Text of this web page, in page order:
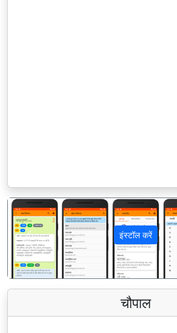
इंस्टॉल करें
पिछला
चौपाल